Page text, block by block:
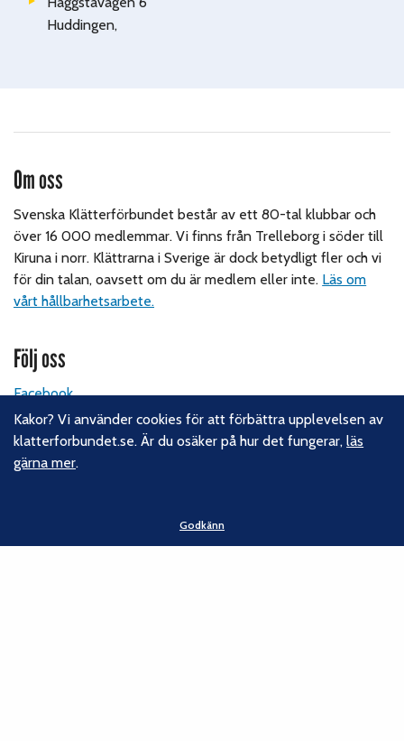
Huddingen,
Om oss
Svenska Klätterförbundet består av ett 80-tal klubbar och
över 16 000 medlemmar. Vi finns från Trelleborg i söder till
Kiruna i norr. Klättrarna i Sverige är dock betydligt fler och vi
för din talan, oavsett om du är medlem eller inte. Läs om
vårt hållbarhetsarbete.
Följ oss
Facebook
Instagram
Linkedin
Nyhetsbrev
Svenska Klätterförbundet
Kakor? Vi använder cookies för att förbättra upplevelsen av
klatterforbundet.se. Är du osäker på hur det fungerar,läs
gärna mer.
Godkänn